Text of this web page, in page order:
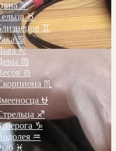
♈️
♉️
♊️
♋️
♌️
♍️
♎️
♏️
⛎
♐️
♑️
♒️
♓️